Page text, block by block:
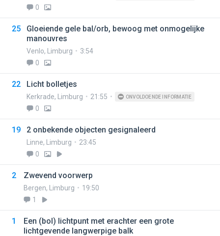
0
25
Gloeiende gele bal/orb, bewoog met onmogelijke
manouvres
Venlo, Limburg
3:54
0
22 Licht bolletjes
Kerkrade, Limburg 21:55 ONVOLDOENDE INFORMATIE
0
19 2 onbekende objecten gesignaleerd
Linne, Limburg
23:45
0
2 Zwevend voorwerp
Bergen, Limburg
19:50
1
1
Een (bol) lichtpunt met erachter een grote
lichtgevende langwerpige balk